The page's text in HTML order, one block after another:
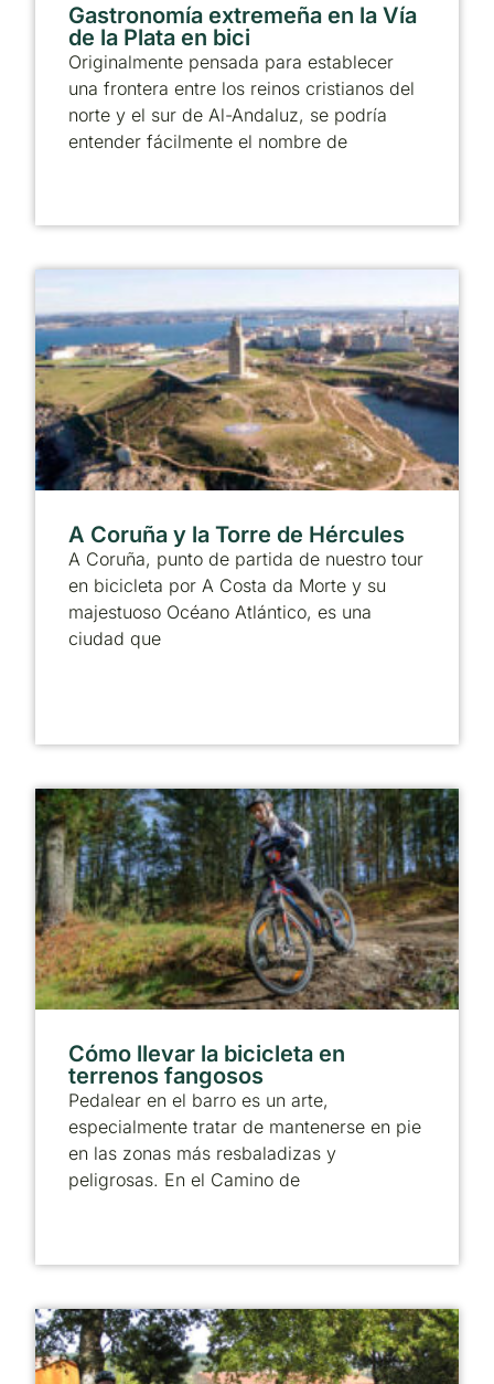
Gastronomía extremeña en la Vía
de la Plata en bici
Originalmente pensada para establecer
una frontera entre los reinos cristianos del
norte y el sur de Al-Andaluz, se podría
entender fácilmente el nombre de
A Coruña y la Torre de Hércules
A Coruña, punto de partida de nuestro tour
en bicicleta por A Costa da Morte y su
majestuoso Océano Atlántico, es una
ciudad que
Cómo llevar la bicicleta en
terrenos fangosos
Pedalear en el barro es un arte,
especialmente tratar de mantenerse en pie
en las zonas más resbaladizas y
peligrosas. En el Camino de